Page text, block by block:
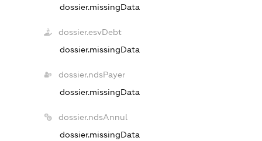
dossier.missingData
dossier.esvDebt
dossier.missingData
dossier.ndsPayer
dossier.missingData
dossier.ndsAnnul
dossier.missingData